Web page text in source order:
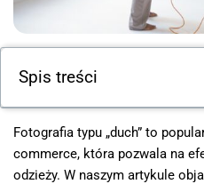
Spis treści
Fotografia typu „duch” to
commerce, która pozwala na
odzieży. W naszym artykule